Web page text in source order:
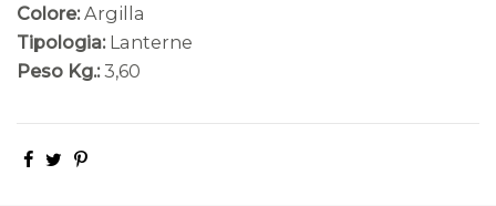
Colore: Argilla
Tipologia: Lanterne
Peso Kg.: 3,60